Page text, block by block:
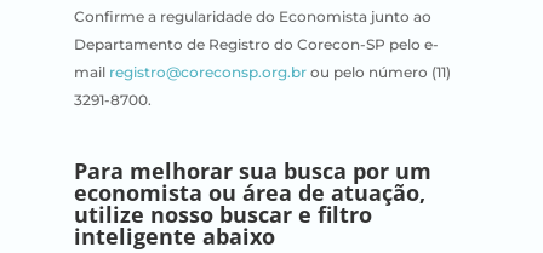
Confirme a regularidade do Economista junto ao
Departamento de Registro do Corecon-SP pelo e-
mail registro@coreconsp.org.brou pelo número (11)
3291-8700.
Para melhorar sua busca por um
economista ou área de atuação,
utilize nosso buscar e filtro
inteligente abaixo